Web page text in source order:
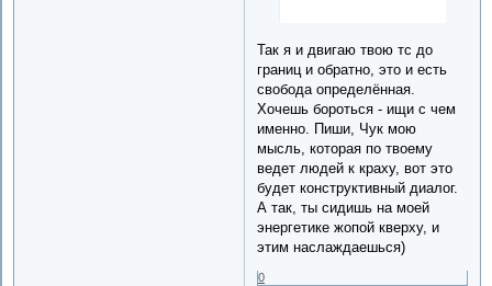
Так я и двигаю твою тс до
границ и обратно, это и есть
свобода определённая.
Хочешь бороться - ищи с чем
именно. Пиши, Чук мою
мысль, которая по твоему
ведет людей к краху, вот это
будет конструктивный диалог.
А так, ты сидишь на моей
энергетике жопой кверху, и
этим наслаждаешься)
0